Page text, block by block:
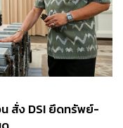
สั่ง DSI ยึดทรัพย์-